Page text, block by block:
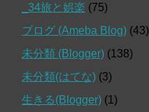
_34旅と娯楽 (75)
ブログ (Ameba Blog) (43)
未分類 (Blogger) (138)
未分類(はてな) (3)
生きる(Blogger) (1)